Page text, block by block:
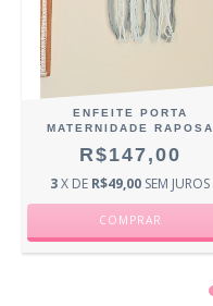
ENFEITE PORTA
MATERNIDADE RAPOSA
R$147,00
3X DE R$49,00 SEM JUROS